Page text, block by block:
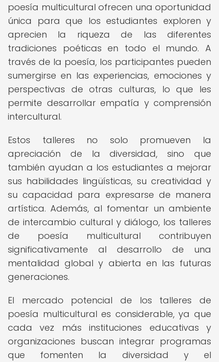
poesía multicultural ofrecen una oportunidad
única para que los estudiantes exploren y
aprecien la riqueza de las diferentes
tradiciones poéticas en todo el mundo. A
través de la poesía, los participantes pueden
sumergirse en las experiencias, emociones y
perspectivas de otras culturas, lo que les
permite desarrollar empatía y comprensión
intercultural.
Estos talleres no solo promueven la
apreciación de la diversidad, sino que
también ayudan a los estudiantes a mejorar
sus habilidades lingüísticas, su creatividad y
su capacidad para expresarse de manera
artística. Además, al fomentar un ambiente
de intercambio cultural y diálogo, los talleres
de poesía multicultural contribuyen
significativamente al desarrollo de una
mentalidad global y abierta en las futuras
generaciones.
El mercado potencial de los talleres de
poesía multicultural es considerable, ya que
cada vez más instituciones educativas y
organizaciones buscan integrar programas
que fomenten la diversidad y el